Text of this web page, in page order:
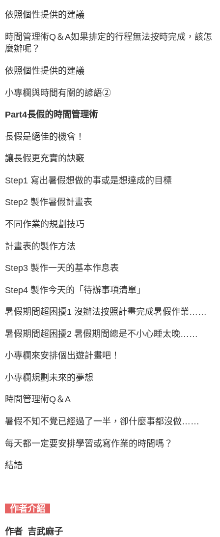
依照個性提供的建議
時間管理術Q＆A如果排定的行程無法按時完成，該怎
麼辦呢？
依照個性提供的建議
小專欄與時間有關的諺語②
Part4長假的時間管理術
長假是絕佳的機會！
讓長假更充實的訣竅
Step1 寫出暑假想做的事或是想達成的目標
Step2 製作暑假計畫表
不同作業的規劃技巧
計畫表的製作方法
Step3 製作一天的基本作息表
Step4 製作今天的「待辦事項清單」
暑假期間超困擾1 沒辦法按照計畫完成暑假作業……
暑假期間超困擾2 暑假期間總是不小心睡太晚……
小專欄來安排個出遊計畫吧！
小專欄規劃未來的夢想
時間管理術Q＆A
暑假不知不覺已經過了一半，卻什麼事都沒做……
每天都一定要安排學習或寫作業的時間嗎？
結語
作者介紹
作者 吉武麻子